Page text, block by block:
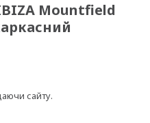
Mountfield
сайту.